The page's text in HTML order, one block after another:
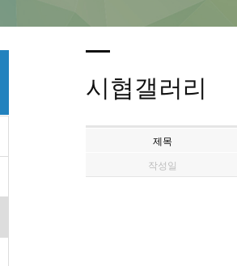
시협갤러리
제목
작성일